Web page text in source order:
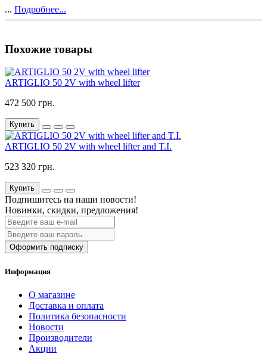
... Подробнее...
Похожие товары
ARTIGLIO 50 2V with wheel lifter
472 500 грн.
Купить
ARTIGLIO 50 2V with wheel lifter and T.I.
523 320 грн.
Купить
Подпишитесь на наши новости!
Новинки, скидки, предложения!
Оформить подписку
Информация
О магазине
Доставка и оплата
Политика безопасности
Новости
Производители
Акции